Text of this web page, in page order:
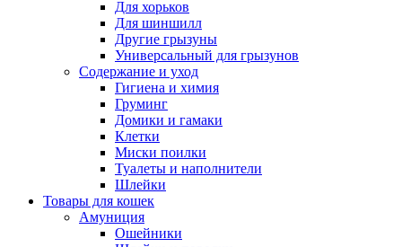
Для хорьков
Для шиншилл
Другие грызуны
Универсальный для грызунов
Содержание и уход
Гигиена и химия
Груминг
Домики и гамаки
Клетки
Миски поилки
Туалеты и наполнители
Шлейки
Товары для кошек
Амуниция
Ошейники